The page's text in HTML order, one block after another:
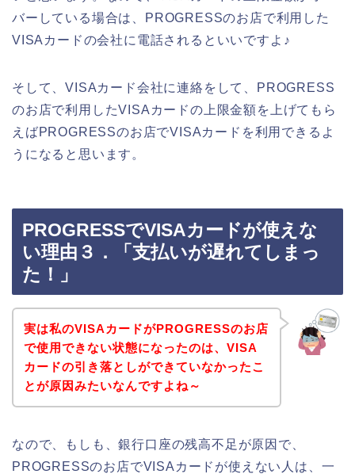
バーしている場合は、PROGRESSのお店で利用した
VISAカードの会社に電話されるといいですよ♪
そして、VISAカード会社に連絡をして、PROGRESS
のお店で利用したVISAカードの上限金額を上げてもら
えばPROGRESSのお店でVISAカードを利用できるよ
うになると思います。
PROGRESSでVISAカードが使えな
い理由３．「支払いが遅れてしまっ
た！」
実は私のVISAカードがPROGRESSのお店
で使用できない状態になったのは、VISA
カードの引き落としができていなかったこ
とが原因みたいなんですよね～
なので、もしも、銀行口座の残高不足が原因で、
PROGRESSのお店でVISAカードが使えない人は、一